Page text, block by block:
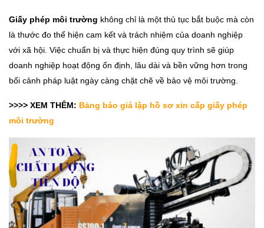
Giấy phép môi trường không chỉ là một thủ tục bắt buộc mà còn
là thước đo thể hiện cam kết và trách nhiệm của doanh nghiệp
với xã hội. Việc chuẩn bị và thực hiện đúng quy trình sẽ giúp
doanh nghiệp hoạt động ổn định, lâu dài và bền vững hơn trong
bối cảnh pháp luật ngày càng chặt chẽ về bảo vệ môi trường.
>>>> XEM THÊM: Bảng báo giá lập hồ sơ xin cấp giấy phép
môi trường